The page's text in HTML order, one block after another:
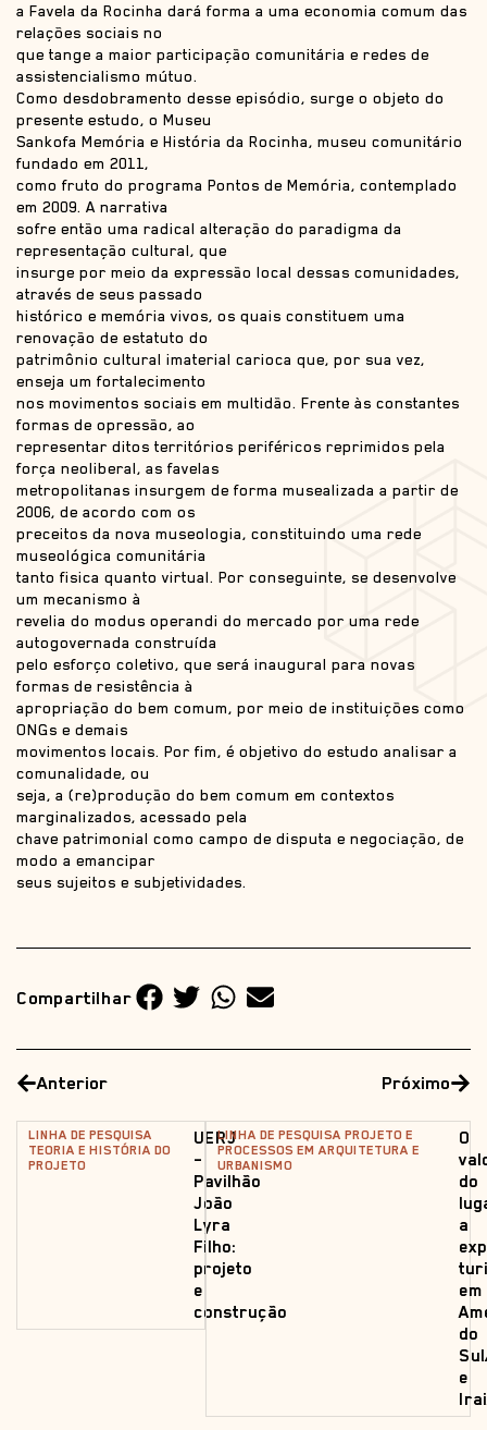
a Favela da Rocinha dará forma a uma economia comum das
relações sociais no
que tange a maior participação comunitária e redes de
assistencialismo mútuo.
Como desdobramento desse episódio, surge o objeto do
presente estudo, o Museu
Sankofa Memória e História da Rocinha, museu comunitário
fundado em 2011,
como fruto do programa Pontos de Memória, contemplado
em 2009. A narrativa
sofre então uma radical alteração do paradigma da
representação cultural, que
insurge por meio da expressão local dessas comunidades,
através de seus passado
histórico e memória vivos, os quais constituem uma
renovação de estatuto do
patrimônio cultural imaterial carioca que, por sua vez,
enseja um fortalecimento
nos movimentos sociais em multidão. Frente às constantes
formas de opressão, ao
representar ditos territórios periféricos reprimidos pela
força neoliberal, as favelas
metropolitanas insurgem de forma musealizada a partir de
2006, de acordo com os
preceitos da nova museologia, constituindo uma rede
museológica comunitária
tanto fisica quanto virtual. Por conseguinte, se desenvolve
um mecanismo à
revelia do modus operandi do mercado por uma rede
autogovernada construída
pelo esforço coletivo, que será inaugural para novas
formas de resistência à
apropriação do bem comum, por meio de instituições como
ONGs e demais
movimentos locais. Por fim, é objetivo do estudo analisar a
comunalidade, ou
seja, a (re)produção do bem comum em contextos
marginalizados, acessado pela
chave patrimonial como campo de disputa e negociação, de
modo a emancipar
seus sujeitos e subjetividades.
Compartilhar
Anterior
LINHA DE PESQUISA
TEORIA E HISTÓRIA DO
PROJETO
UERJ
–
Pavilhão
João
Lyra
Filho:
projeto
e
construção
Próximo
LINHA DE PESQUISA PROJETO E
PROCESSOS EM ARQUITETURA E
URBANISMO
O
do
a
em
do
e